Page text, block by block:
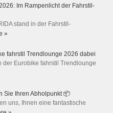
Im Rampenlicht der Fahrstil-
stand in der Fahrstil-
»
fahrstil Trendlounge 2026 dabei
der Eurobike fahrstil Trendlounge
Sie Ihren Abholpunkt 📦
uns, Ihnen eine fantastische